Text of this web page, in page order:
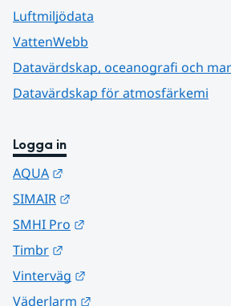
Luftmiljödata
VattenWebb
Datavärdskap, oceanografi och
Datavärdskap för atmosfärkemi
Logga in
AQUA
SIMAIR
SMHI Pro
Timbr
Vinterväg
Väderlarm